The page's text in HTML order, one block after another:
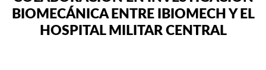
BIOMECÁNICA ENTRE IBIOMECH Y EL
HOSPITAL MILITAR CENTRAL